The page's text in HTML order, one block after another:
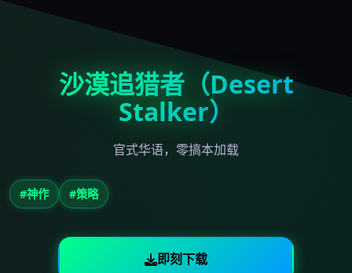
沙漠追猎者（Desert
Stalker）
官式华语，零搞本加载
#神作 #策略
即刻下载